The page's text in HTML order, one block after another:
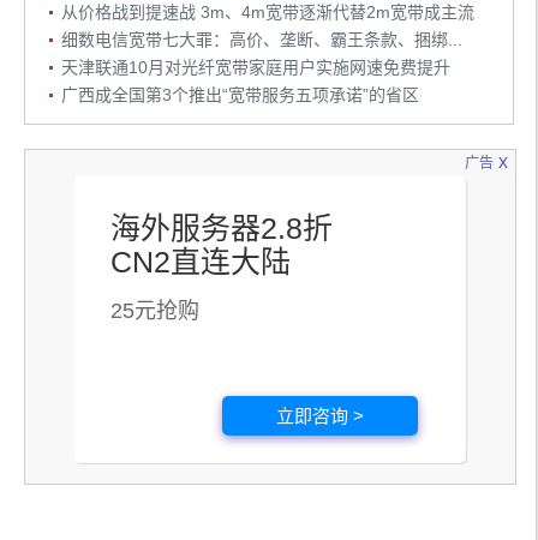
从价格战到提速战 3m、4m宽带逐渐代替2m宽带成主流
细数电信宽带七大罪：高价、垄断、霸王条款、捆绑...
天津联通10月对光纤宽带家庭用户实施网速免费提升
广西成全国第3个推出“宽带服务五项承诺”的省区
广告
海外服务器2.8折
CN2直连大陆
25元抢购
立即咨询 >
x